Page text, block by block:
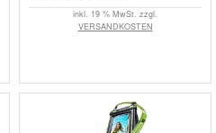
inkl. 19 % MwSt. zzgl.
VERSANDKOSTEN